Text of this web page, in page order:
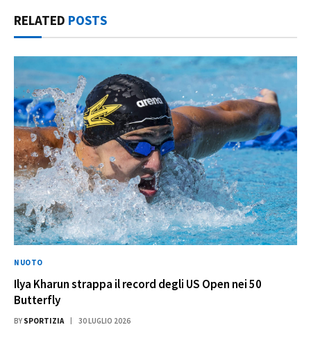
RELATED POSTS
NUOTO
Ilya Kharun strappa il record degli US Open nei 50
Butterfly
BY SPORTIZIA 30 LUGLIO 2026